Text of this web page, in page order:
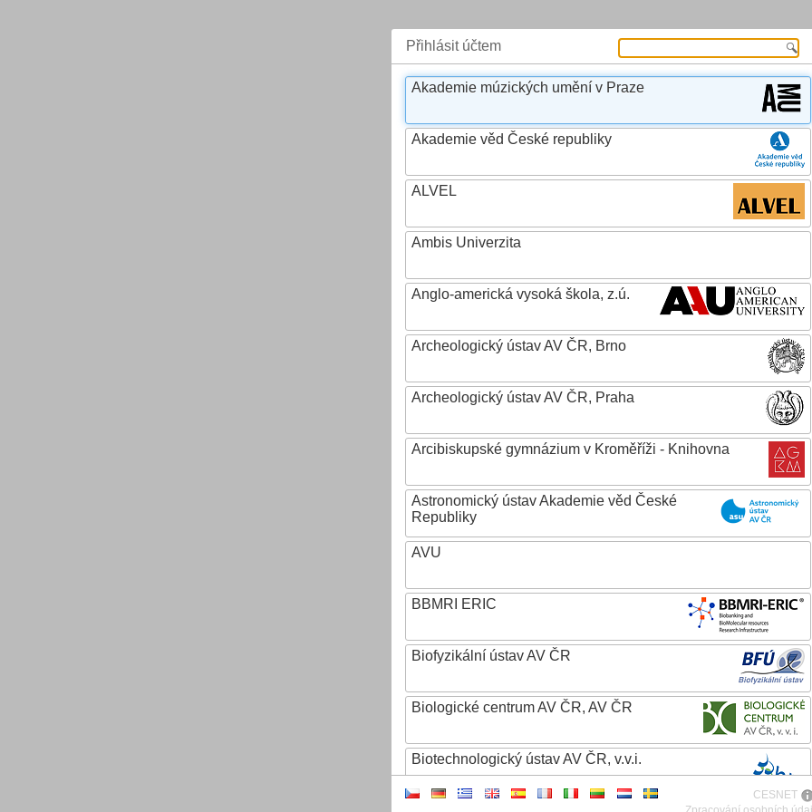
Přihlásit účtem
Akademie múzických umění v Praze
Akademie věd České republiky
ALVEL
Ambis Univerzita
Anglo-americká vysoká škola, z.ú.
Archeologický ústav AV ČR, Brno
Archeologický ústav AV ČR, Praha
Arcibiskupské gymnázium v Kroměříži - Knihovna
Astronomický ústav Akademie věd České
Republiky
AVU
BBMRI ERIC
Biofyzikální ústav AV ČR
Biologické centrum AV ČR, AV ČR
Biotechnologický ústav AV ČR, v.v.i.
CESNET